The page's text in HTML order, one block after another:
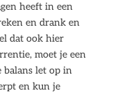
heeft in een
en drank en
dat ook hier
moet je een
balans let op in
en kun je